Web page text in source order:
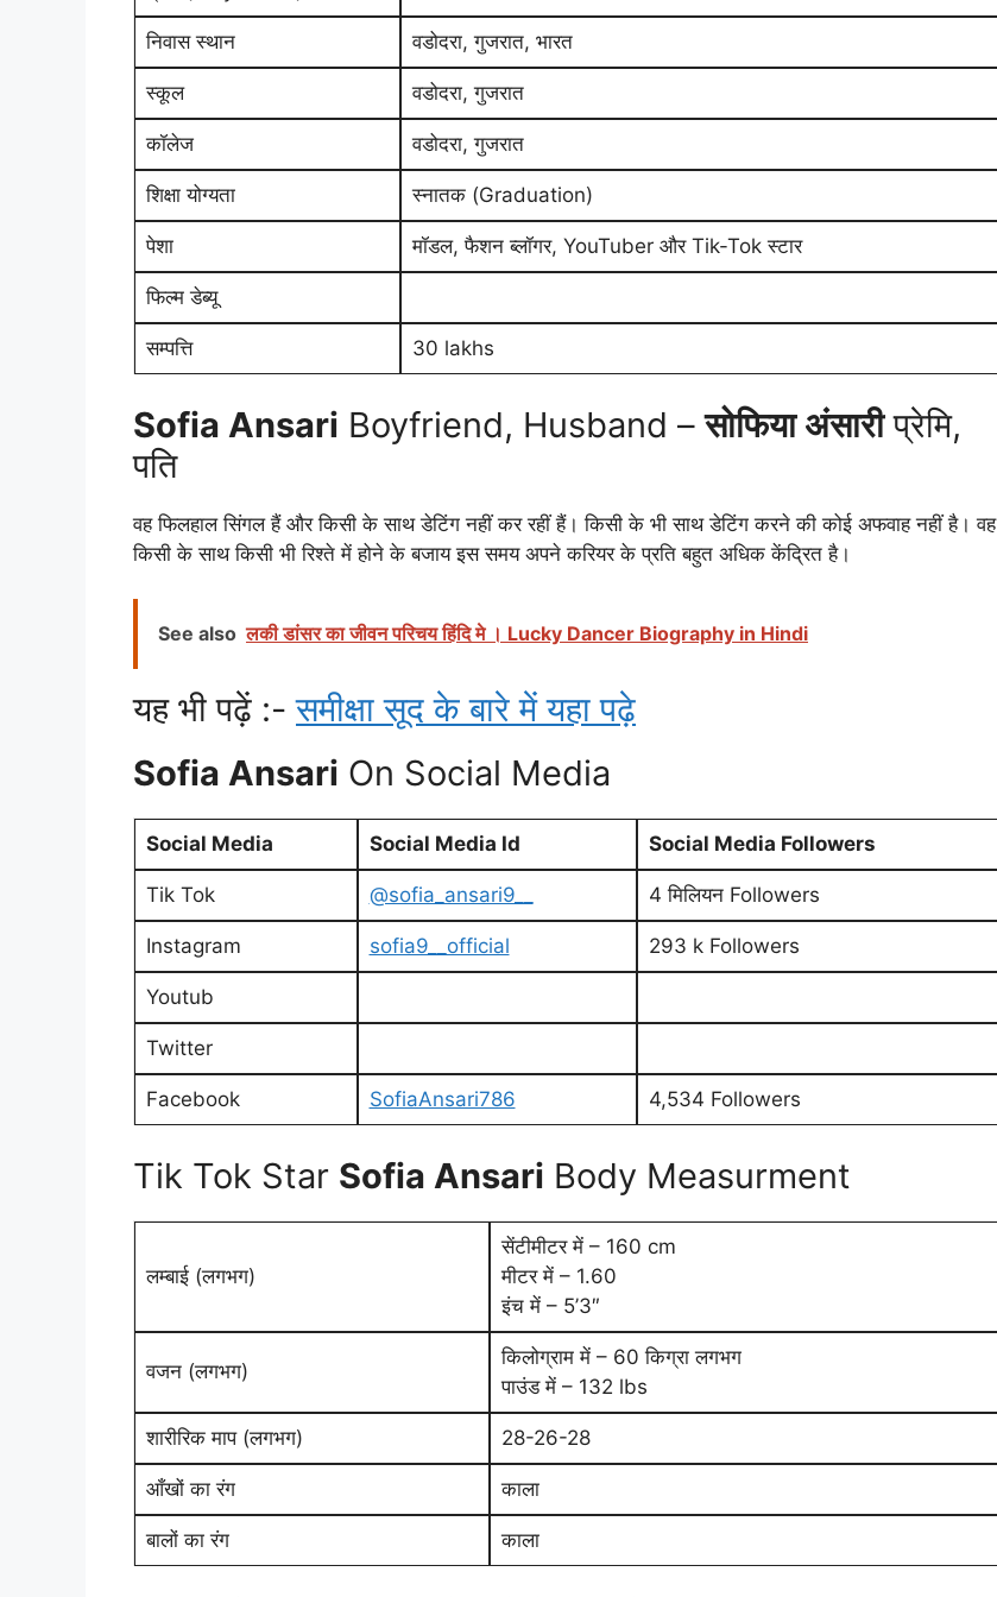
निवास स्थान वडोदरा, गुजरात, भारत
स्कूल वडोदरा, गुजरात
कॉलेज वडोदरा, गुजरात
शिक्षा योग्यता स्नातक (Graduation)
पेशा मॉडल, फैशन ब्लॉगर, YouTuber और Tik-Tok स्टार
फिल्म डेब्यू
सम्पत्ति 30 lakhs
Sofia Ansari Boyfriend, Husband –सोफिया अंसारीप्रेमि,
पति
वह फिलहाल सिंगल हैं और किसी के साथ डेटिंग नहीं कर रहीं हैं। किसी के भी साथ डेटिंग करने की कोई अफवाह नहीं है। वह
किसी के साथ किसी भी रिश्ते में होने के बजाय इस समय अपने करियर के प्रति बहुत अधिक केंद्रित है।
See also लकी डांसर का जीवन परिचय हिंदि मे । Lucky Dancer Biography in Hindi
यह भी पढ़ें :-समीक्षा सूद के बारे में यहा पढ़े
Sofia Ansari On Social Media
Social Media Social Media Id Social Media Followers
Tik Tok @sofia_ansari9__ 4 मिलियन Followers
Instagram sofia9__official 293 k Followers
Youtub
Twitter
Facebook SofiaAnsari786 4,534 Followers
Tik Tok Star Sofia Ansari Body Measurment
लम्बाई (लगभग)
सेंटीमीटर में – 160 cm
मीटर में – 1.60
इंच में – 5’3″
वजन (लगभग)
किलोग्राम में – 60 किग्रा लगभग
पाउंड में – 132 lbs
शारीरिक माप (लगभग) 28-26-28
आँखों का रंग काला
बालों का रंग काला